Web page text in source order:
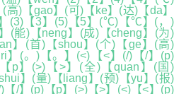
)【gao】(可)【ke】(达)【da】
(3)【3】(5)【5】(℃)【℃】(，)
(能)【neng】(成)【cheng】(为)
】(首)【shou】(个)【ge】(高)
】(。)【。】(<)【<】(/)【/】(p)
p】(>)【>】(全)【quan】(国)
】(量)【liang】(预)【yu】(报)
【/】(p)【p】(>)【>】(<)【<】(p)